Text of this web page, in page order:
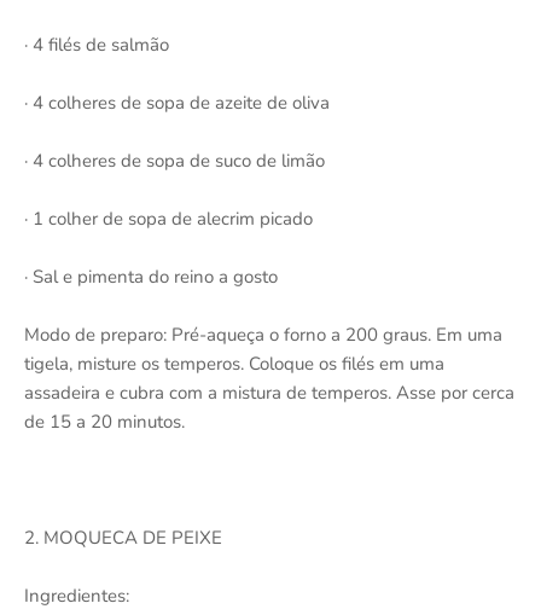
· 4 filés de salmão
· 4 colheres de sopa de azeite de oliva
· 4 colheres de sopa de suco de limão
· 1 colher de sopa de alecrim picado
· Sal e pimenta do reino a gosto
Modo de preparo: Pré-aqueça o forno a 200 graus. Em uma
tigela, misture os temperos. Coloque os filés em uma
assadeira e cubra com a mistura de temperos. Asse por cerca
de 15 a 20 minutos.
2. MOQUECA DE PEIXE
Ingredientes: